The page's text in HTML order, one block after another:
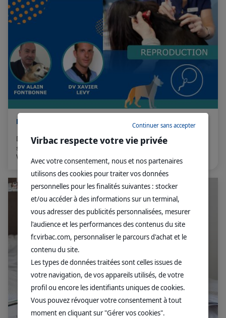
La reproduction, ce n'est pas si mâle
Découvrez les avantages et les inconvénients de la
stérilisation chez la chienne en visionnant le replay de notre
WebConférence
Virbac respecte votre vie privée
Avec votre consentement, nous et nos partenaires
utilisons des cookies pour traiter vos données
personnelles pour les finalités suivantes : stocker
et/ou accéder à des informations sur un terminal,
vous adresser des publicités personnalisées, mesurer
l'audience et les performances des contenus du site
fr.virbac.com, personnaliser le parcours d'achat et le
contenu du site.
Les types de données traitées sont celles issues de
votre navigation, de vos appareils utilisés, de votre
profil ou encore les identifiants uniques de cookies.
Vous pouvez révoquer votre consentement à tout
moment en cliquant sur "Gérer vos cookies".
Continuer sans accepter